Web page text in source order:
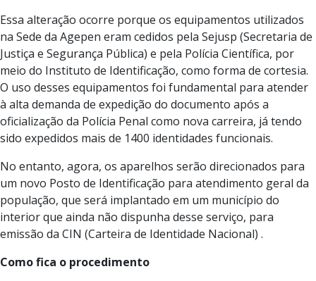
Essa alteração ocorre porque os equipamentos utilizados
na Sede da Agepen eram cedidos pela Sejusp (Secretaria de
Justiça e Segurança Pública) e pela Polícia Científica, por
meio do Instituto de Identificação, como forma de cortesia.
O uso desses equipamentos foi fundamental para atender
à alta demanda de expedição do documento após a
oficialização da Polícia Penal como nova carreira, já tendo
sido expedidos mais de 1400 identidades funcionais.
No entanto, agora, os aparelhos serão direcionados para
um novo Posto de Identificação para atendimento geral da
população, que será implantado em um município do
interior que ainda não dispunha desse serviço, para
emissão da CIN (Carteira de Identidade Nacional) .
Como fica o procedimento